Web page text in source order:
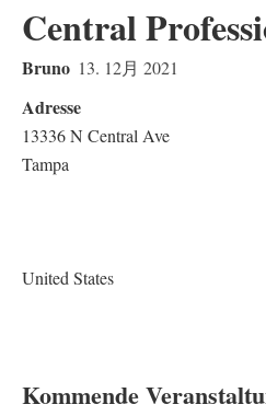
Central
Bruno 13. 12月 2021
Adresse
13336 N Central Ave
Tampa
United States
Kommende